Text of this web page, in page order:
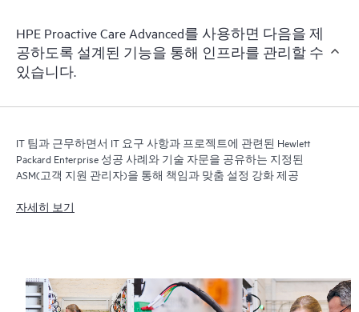
HPE Proactive Care Advanced를 사용하면 다음을 제
공하도록 설계된 기능을 통해 인프라를 관리할 수
있습니다.
IT 팀과 근무하면서 IT 요구 사항과 프로젝트에 관련된 Hewlett
Packard Enterprise 성공 사례와 기술 자문을 공유하는 지정된
ASM(고객 지원 관리자)을 통해 책임과 맞춤 설정 강화 제공
자세히 보기